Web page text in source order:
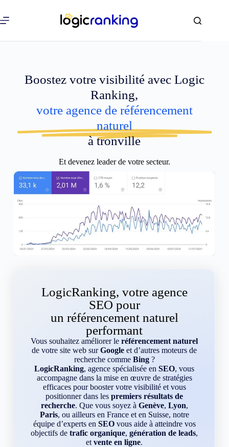
Boostez votre visibilité avec Logic
Ranking,
votre agence de référencement
naturel
à tronville
Et devenez leader de votre secteur.
LogicRanking, votre agence
SEO pour
un référencement naturel
performant
Vous souhaitez améliorer leréférencement naturel
de votre site web surGoogle et d’autres moteurs de
recherche comme Bing?
LogicRanking, agence spécialisée enSEO, vous
accompagne dans la mise en œuvre de stratégies
efficaces pour booster votre visibilité et vous
positionner dans lespremiers résultats de
recherche. Que vous soyez à Genève, Lyon,
Paris, ou ailleurs en France et en Suisse, notre
équipe d’experts en SEOvous aide à atteindre vos
objectifs detrafic organique,génération de leads,
etvente en ligne.